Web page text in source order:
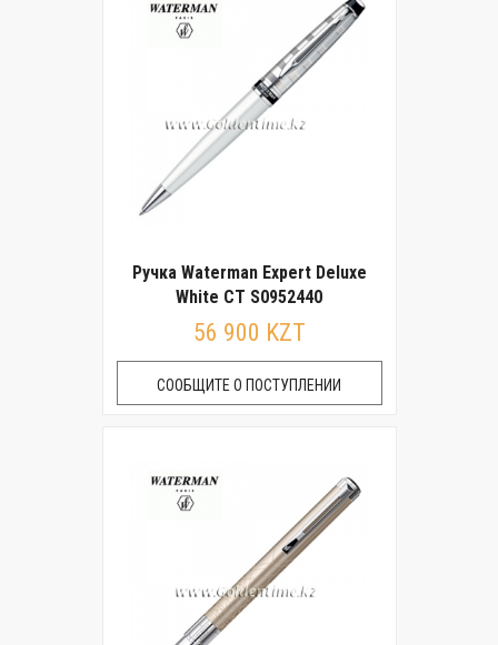
Ручка Waterman Expert Deluxe
White CT S0952440
56 900 KZT
СООБЩИТЕ О ПОСТУПЛЕНИИ